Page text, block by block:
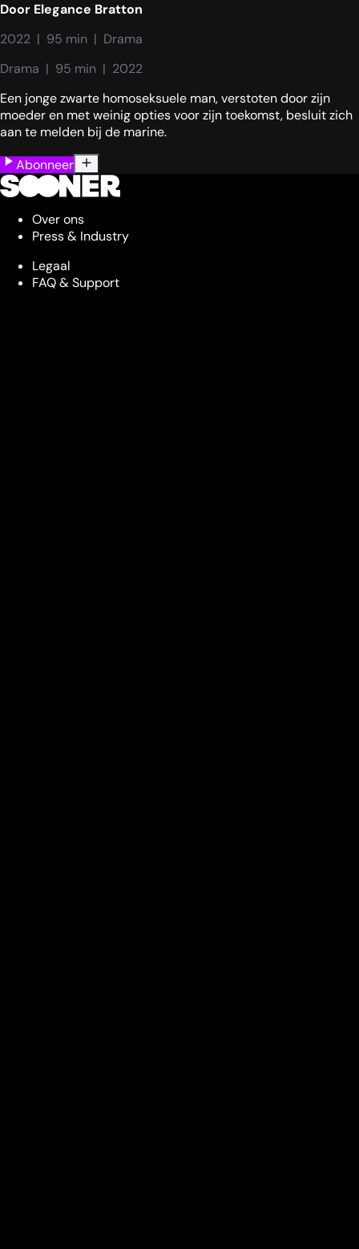
Door Elegance Bratton
2022  |  95 min  |  Drama
Drama  |  95 min  |  2022
Een jonge zwarte homoseksuele man, verstoten door zijn
moeder en met weinig opties voor zijn toekomst, besluit zich
aan te melden bij de marine.
Abonneer
Over ons
Press & Industry
Legaal
FAQ & Support